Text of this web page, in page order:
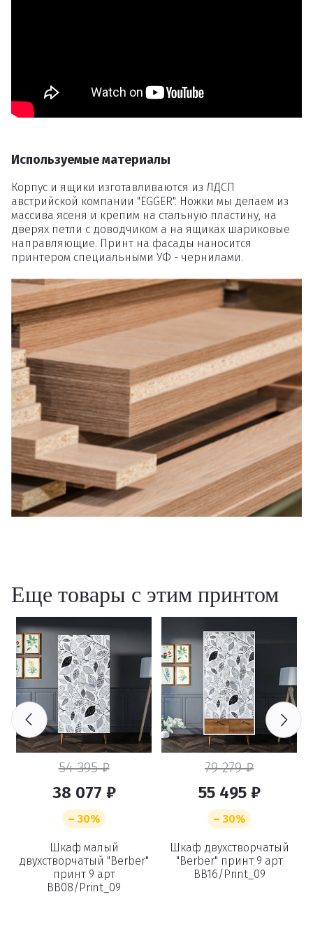
Используемые материалы
Корпус и ящики изготавливаются из ЛДСП
австрийской компании "EGGER". Ножки мы делаем из
массива ясеня и крепим на стальную пластину, на
дверях петли с доводчиком а на ящиках шариковые
направляющие. Принт на фасады наносится
принтером специальными УФ - чернилами.
Еще товары с этим принтом
54 395 ₽
38 077 ₽
– 30%
Шкаф малый
двухстворчатый "Berber"
принт 9 арт
BB08/Print_09
79 279 ₽
55 495 ₽
– 30%
Шкаф двухстворчатый
"Berber" принт 9 арт
BB16/Print_09
Удалить